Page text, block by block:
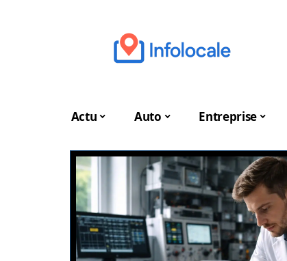
Actu Auto Entreprise